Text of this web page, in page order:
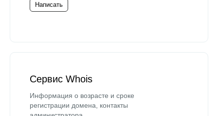
Написать
Сервис Whois
Информация о возрасте и сроке
регистрации домена, контакты